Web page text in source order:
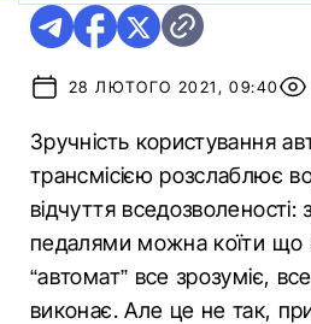
28 ЛЮТОГО 2021, 09:40
Зручність користування
трансмісією розслаблює
відчуття вседозволеності:
педалями можна коїти що
“автомат” все зрозуміє,
виконає. Але це не так,